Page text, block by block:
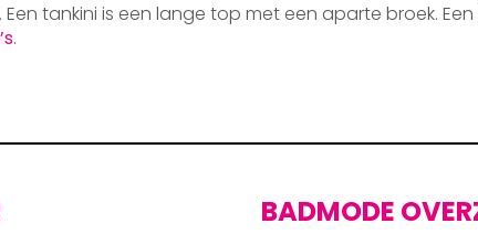
tankini is een lange top met een aparte broek.
.
BADMODE